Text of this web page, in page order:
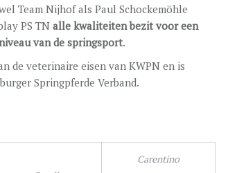
Team Nijhof als Paul Schockemöhle
PS TNalle kwaliteiten bezit voor een
van de springsport.
de veterinaire eisen van KWPN en is
Springpferde Verband.
Carentino